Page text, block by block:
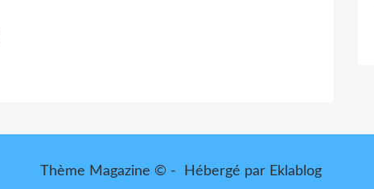
Thème Magazine © - Hébergé par Eklablog